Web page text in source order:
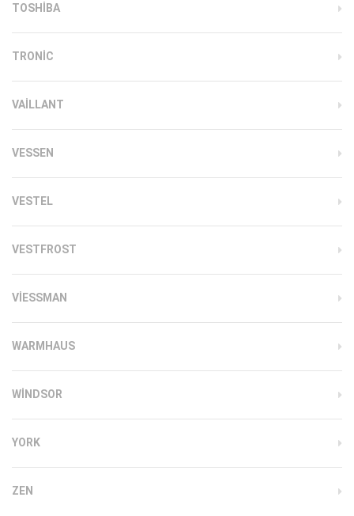
TOSHIBA
TRONIC
VAILLANT
VESSEN
VESTEL
VESTFROST
VIESSMAN
WARMHAUS
WINDSOR
YORK
ZEN